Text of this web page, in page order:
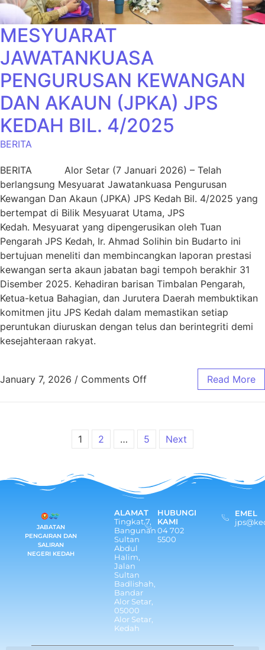
MESYUARAT
JAWATANKUASA
PENGURUSAN KEWANGAN
DAN AKAUN (JPKA) JPS
KEDAH BIL. 4/2025
BERITA
BERITA Alor Setar (7 Januari 2026) – Telah
berlangsung Mesyuarat Jawatankuasa Pengurusan
Kewangan Dan Akaun (JPKA) JPS Kedah Bil. 4/2025 yang
bertempat di Bilik Mesyuarat Utama, JPS
Kedah. Mesyuarat yang dipengerusikan oleh Tuan
Pengarah JPS Kedah, Ir. Ahmad Solihin bin Budarto ini
bertujuan meneliti dan membincangkan laporan prestasi
kewangan serta akaun jabatan bagi tempoh berakhir 31
Disember 2025. Kehadiran barisan Timbalan Pengarah,
Ketua-ketua Bahagian, dan Jurutera Daerah membuktikan
komitmen jitu JPS Kedah dalam memastikan setiap
peruntukan diuruskan dengan telus dan berintegriti demi
kesejahteraan rakyat.
January 7, 2026 / Comments Off Read More
1 2 … 5 Next
JABATAN
PENGAIRAN DAN
SALIRAN
NEGERI KEDAH
ALAMAT
Tingkat 7,
Bangunan
Sultan
Abdul
Halim,
Jalan
Sultan
Badlishah,
Bandar
Alor Setar,
05000
Alor Setar,
Kedah
HUBUNGI
KAMI
04 702
5500
EMEL